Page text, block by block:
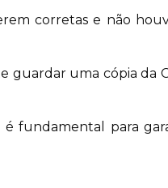
corretas e não
guardar uma cópia da
fundamental para